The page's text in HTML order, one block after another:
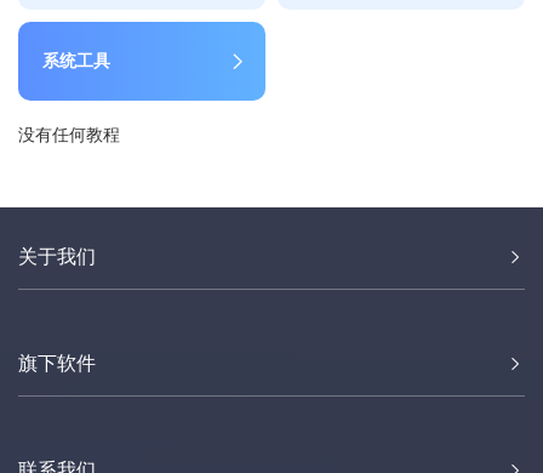
系统工具
没有任何教程
关于我们
旗下软件